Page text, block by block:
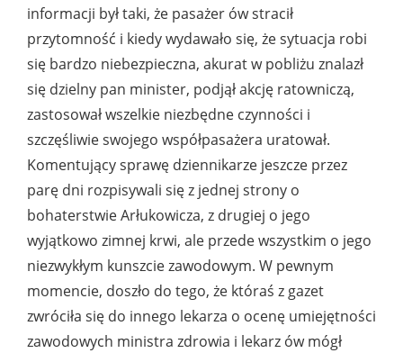
informacji był taki, że pasażer ów stracił
przytomność i kiedy wydawało się, że sytuacja robi
się bardzo niebezpieczna, akurat w pobliżu znalazł
się dzielny pan minister, podjął akcję ratowniczą,
zastosował wszelkie niezbędne czynności i
szczęśliwie swojego współpasażera uratował.
Komentujący sprawę dziennikarze jeszcze przez
parę dni rozpisywali się z jednej strony o
bohaterstwie Arłukowicza, z drugiej o jego
wyjątkowo zimnej krwi, ale przede wszystkim o jego
niezwykłym kunszcie zawodowym. W pewnym
momencie, doszło do tego, że któraś z gazet
zwróciła się do innego lekarza o ocenę umiejętności
zawodowych ministra zdrowia i lekarz ów mógł